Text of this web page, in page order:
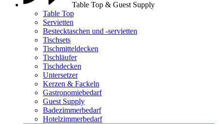
Table Top & Guest Supply
Table Top
Servietten
Bestecktaschen und -servietten
Tischsets
Tischmitteldecken
Tischläufer
Tischdecken
Untersetzer
Kerzen & Fackeln
Gastronomiebedarf
Guest Supply
Badezimmerbedarf
Hotelzimmerbedarf